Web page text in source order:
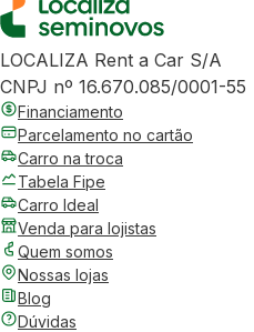
LOCALIZA Rent a Car S/A
CNPJ nº 16.670.085/0001-55
Financiamento
Parcelamento no cartão
Carro na troca
Tabela Fipe
Carro Ideal
Venda para lojistas
Quem somos
Nossas lojas
Blog
Dúvidas